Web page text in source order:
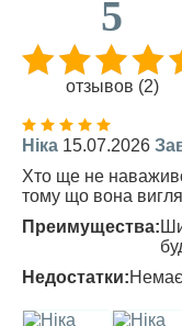
5
отзывов (2)
Ніка 15.07.2026
Хто ще не
тому що вона
Преимущества:
Недостатки:Немає